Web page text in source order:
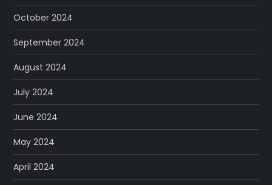
October 2024
September 2024
August 2024
July 2024
June 2024
May 2024
April 2024